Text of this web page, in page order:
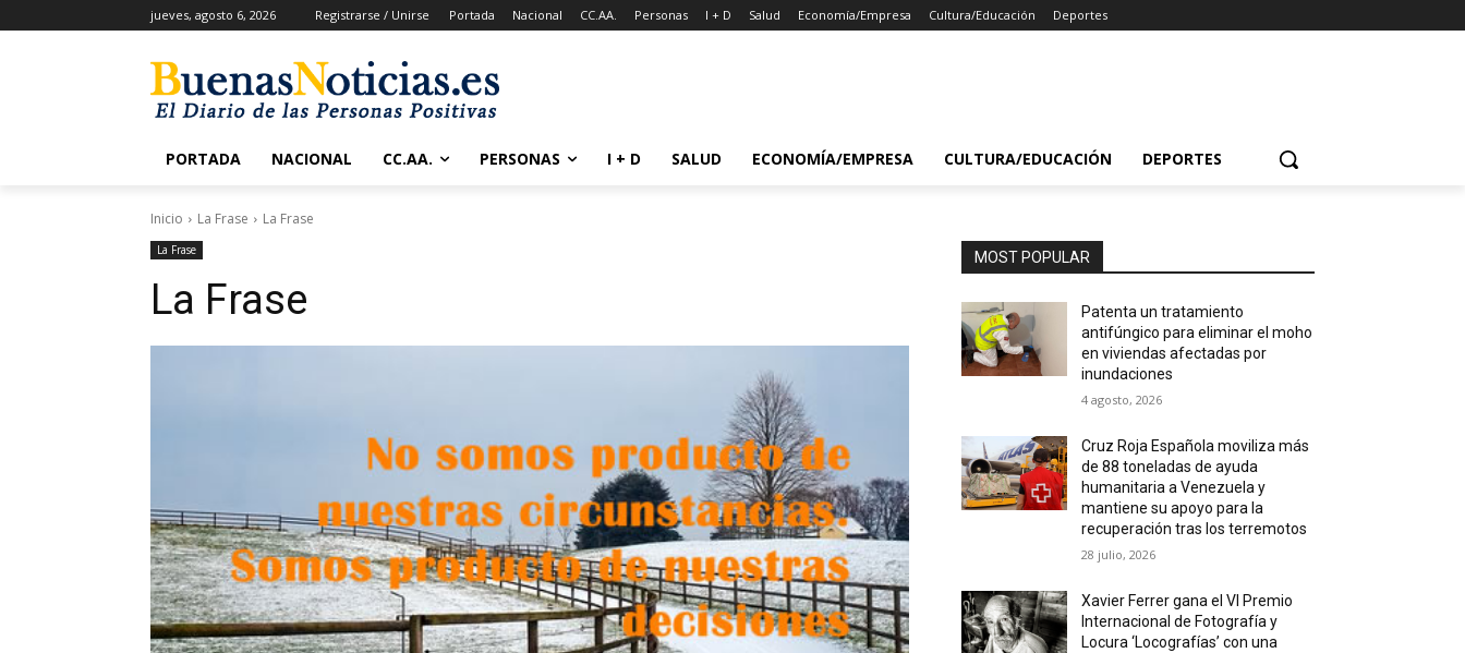
jueves, agosto 6, 2026 Registrarse / Unirse Portada Nacional CC.AA. Personas I + D Salud Economía/Empresa Cultura/Educación Deportes
PORTADA NACIONAL CC.AA. PERSONAS I + D SALUD ECONOMÍA/EMPRESA CULTURA/EDUCACIÓN DEPORTES
Inicio La Frase La Frase
La Frase
La Frase
MOST POPULAR
Patenta un tratamiento
antifúngico para eliminar el moho
en viviendas afectadas por
inundaciones
4 agosto, 2026
Cruz Roja Española moviliza más
de 88 toneladas de ayuda
humanitaria a Venezuela y
mantiene su apoyo para la
recuperación tras los terremotos
28 julio, 2026
Xavier Ferrer gana el VI Premio
Internacional de Fotografía y
Locura ‘Locografías’ con una